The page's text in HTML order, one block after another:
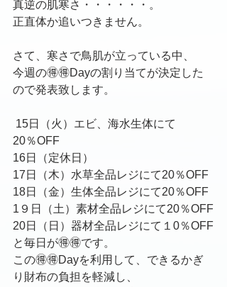
真逆の肌寒さ・・・・・・。
正直体か追いつきません。
さて、寒さで鳥肌が立っている中、
今週の🉐🉐Dayの割り当てが決定した
ので発表致します。
20％OFF
16日（定休日）
17日（木）水草全品レジにて20％OFF
18日（金）生体全品レジにて20％OFF
1９日（土）素材全品レジにて20％OFF
20日（日）器材全品レジにて１0％OFF
と毎日が🉐🉐です。
この🉐🉐Dayを利用して、できるかぎ
り財布の負担を軽減し、